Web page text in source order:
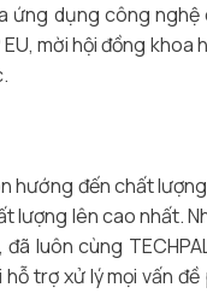
dụng công nghệ
mời hội đồng
hướng đến chất
lượng lên cao nhất.
luôn cùng
trợ xử lý mọi vấn